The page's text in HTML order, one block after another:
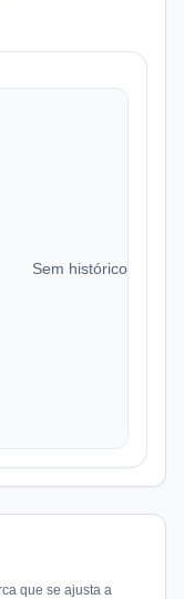
Sem histórico de
que se ajusta a